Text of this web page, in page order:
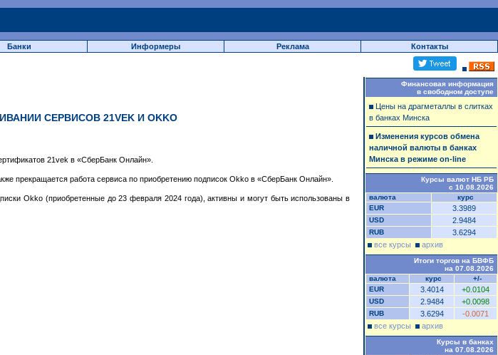
Банки Информеры Реклама Контакты
СЕРВИСОВ 21VEK И OKKO
21vek в «СберБанк Онлайн».
работа сервиса по приобретению подписок Okko в «СберБанк Онлайн».
Okko (приобретенные до 23 февраля 2024 года), активны и могут быть использованы в
Финансовая информация
в свободном доступе
Цены на драгметаллы в слитках
в банках Минска
Изменения курсов обмена
наличной валюты в банках
Минска в режиме on-line
Курсы валют НБ РБ
с 10.08.2026
валюта
курс
EUR
3.3989
USD 2.9484
RUB
3.6294
все курсы
архив
Итоги торгов на БВФБ
на 07.08.2026
валюта
курс
+/-
EUR
3.4014 +0.0104
USD 2.9484 +0.0098
RUB 3.6294
-0.0071
все курсы
архив
Курсы в банках
на 07.08.2026